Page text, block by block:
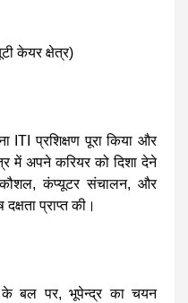
केयर क्षेत्र)
ITI प्रशिक्षण पूरा किया और
में अपने करियर को दिशा देने
कौशल, कंप्यूटर संचालन, और
प्राप्त की।
के बल पर, भूपेन्द्र का चयन